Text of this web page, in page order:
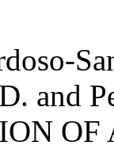
and
OF